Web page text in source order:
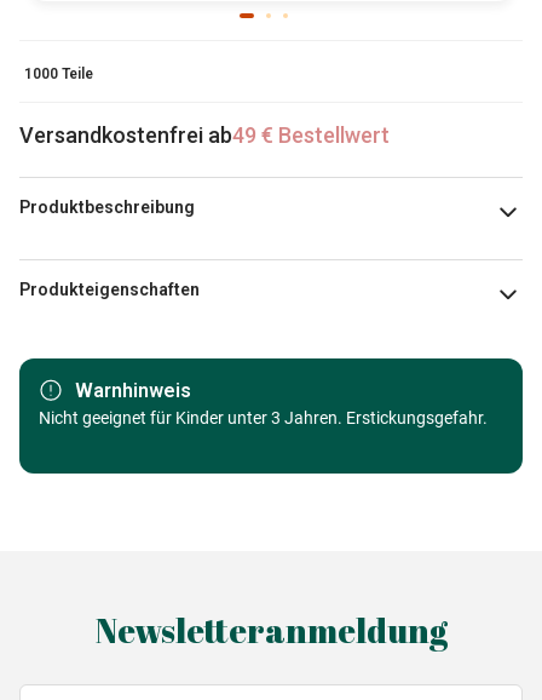
1000 Teile
Versandkostenfrei ab49 € Bestellwert
Produktbeschreibung
Interlitho Licensing GmbH
Produkteigenschaften
Marke Grafika
Kategorie Puzzle - Dekoration kulinarisch
Alter
Puzzle für Erwachsene (500 bis
3667232337952
Warnhinweis
Nicht geeignet für Kinder unter 3 Jahren. Erstickungsgefahr.
Newsletteranmeldung